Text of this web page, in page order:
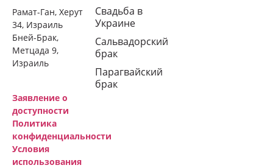
Рамат-Ган, Херут
34, Израиль
Бней-Брак,
Метцада 9,
Израиль
Заявление о
доступности
Политика
конфиденциальности
Условия
использования
Свадьба в
Украине
Сальвадорский
брак
Парагвайский
брак